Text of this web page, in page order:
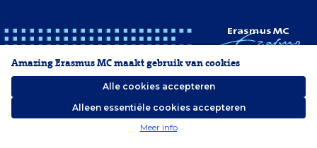
2026 Erasmus MC
Amazing Erasmus MC maakt gebruik van cookies
Alle cookies accepteren
Alleen essentiële cookies accepteren
Meer info